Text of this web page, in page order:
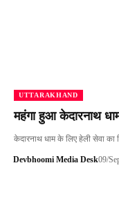
UTTARAKHAND
महंगा हुआ केदारनाथ
केदारनाथ धाम के लिए हेली सेवा का
Devbhoomi Media Desk09/